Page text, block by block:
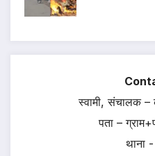
स्वामी, संचालक –
पता –
थाना